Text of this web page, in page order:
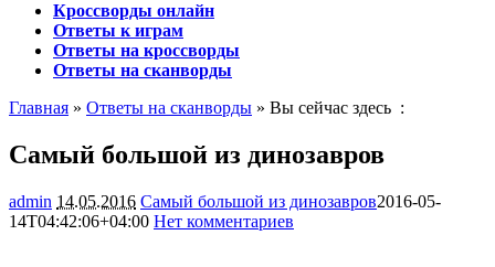
Кроссворды онлайн
Ответы к играм
Ответы на кроссворды
Ответы на сканворды
Главная » Ответы на сканворды » Вы сейчас здесь :
Самый большой из динозавров
admin 14.05.2016 Самый большой из динозавров2016-05-
14T04:42:06+04:00 Нет комментариев